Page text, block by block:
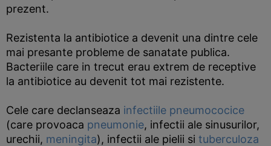
prezent.
Rezistenta la antibiotice a devenit una dintre cele
mai presante probleme de sanatate publica.
Bacteriile care in trecut erau extrem de receptive
la antibiotice au devenit tot mai rezistente.
Cele care declanseaza infectiile pneumococice
(care provoaca pneumonie, infectii ale sinusurilor,
urechii, meningita), infectii ale pielii si tuberculoza